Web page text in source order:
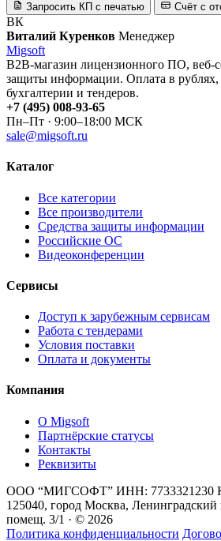
Запросить КП с печатью Счёт с
ВК
Виталий Куренков Менеджер
Migsoft
B2B-магазин лицензионного ПО, веб-
защиты информации. Оплата в
бухгалтерии и тендеров.
+7 (495) 008-93-65
Пн–Пт · 9:00–18:00 МСК
sale@migsoft.ru
Каталог
Все категории
Все производители
Средства защиты информации
Российские ОС
Видеоконференции
Сервисы
Доступ к зарубежным сервисам
Работа с тендерами
Условия поставки
Оплата и документы
Компания
О Migsoft
Партнёрские статусы
Контакты
Реквизиты
ООО “МИГСОФТ” ИНН: 7733321230
125040, город Москва, Ленинградский
помещ. 3/1 · © 2026
Политика конфиденциальности